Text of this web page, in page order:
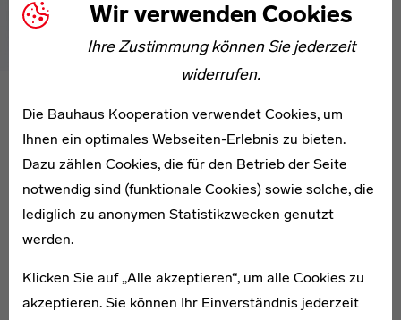
Wir verwenden Cookies
Ihre Zustimmung können Sie jederzeit
widerrufen.
Die Bauhaus Kooperation verwendet Cookies, um
Ihnen ein optimales Webseiten-Erlebnis zu bieten.
Dazu zählen Cookies, die für den Betrieb der Seite
notwendig sind (funktionale Cookies) sowie solche, die
lediglich zu anonymen Statistikzwecken genutzt
werden.
Klicken Sie auf „Alle akzeptieren“, um alle Cookies zu
akzeptieren. Sie können Ihr Einverständnis jederzeit
Durch die politischen Repressalien der
Nationalsozialisten und die drastischen Kürzungen der
Mittel war die Arbeit der Schule in der letzten Zeit des
Bauhauses in Berlin nur noch eingeschränkt möglich.
der anschließenden Versiegelung der Schulräume im
April 1933 war an einen ordentlichen Lehrbetrieb nicht